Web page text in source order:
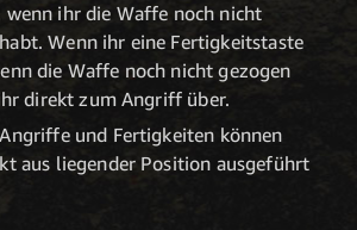
wenn ihr die Waffe noch nicht
Wenn ihr eine Fertigkeitstaste
die Waffe noch nicht gezogen
direkt zum Angriff über.
und Fertigkeiten können
aus liegender Position ausgeführt